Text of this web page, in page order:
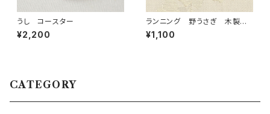
うし コースター
¥2,200
ランニング 野うさぎ 木製メッ
セージ 木のタグ オーナメン
ト 春（メール便可）
¥1,100
CATEGORY